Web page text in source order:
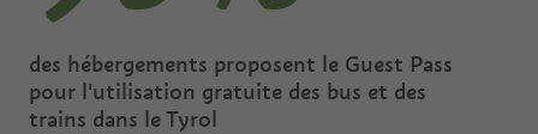
des hébergements proposent le Guest Pass
pour l'utilisation gratuite des bus et des
trains dans le Tyrol